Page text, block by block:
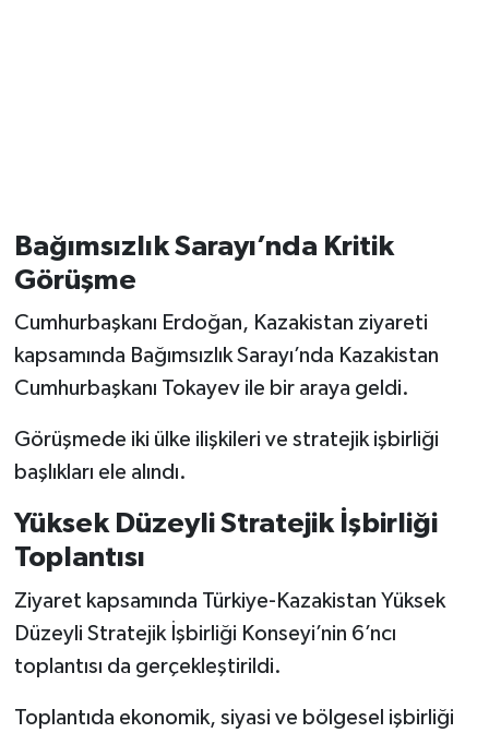
Bağımsızlık Sarayı’nda Kritik
Görüşme
Cumhurbaşkanı Erdoğan, Kazakistan ziyareti
kapsamında Bağımsızlık Sarayı’nda Kazakistan
Cumhurbaşkanı Tokayev ile bir araya geldi.
Görüşmede iki ülke ilişkileri ve stratejik işbirliği
başlıkları ele alındı.
Yüksek Düzeyli Stratejik İşbirliği
Toplantısı
Ziyaret kapsamında Türkiye-Kazakistan Yüksek
Düzeyli Stratejik İşbirliği Konseyi’nin 6’ncı
toplantısı da gerçekleştirildi.
Toplantıda ekonomik, siyasi ve bölgesel işbirliği